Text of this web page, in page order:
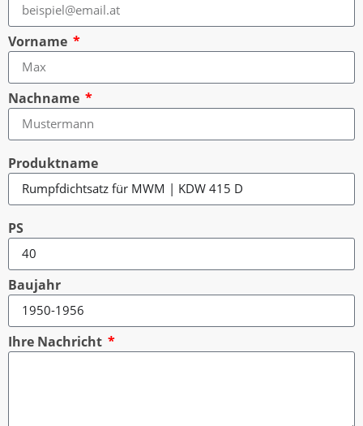
Vorname
Nachname
Produktname
PS
Baujahr
Ihre Nachricht